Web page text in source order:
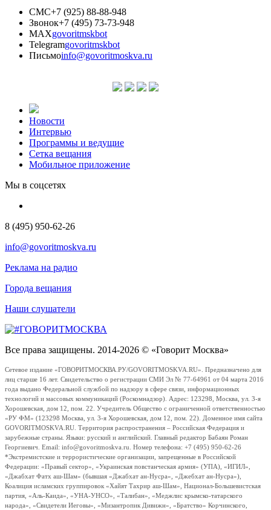
СМС+7 (925) 88-88-948
Звонок+7 (495) 73-73-948
MAXgovoritmskbot
Telegramgovoritmskbot
Письмоinfo@govoritmoskva.ru
Новости
Интервью
Программы и ведущие
Сетка вещания
Мобильное приложение
Мы в соцсетях
8 (495) 950-62-26
info@govoritmoskva.ru
Реклама на радио
Города вещания
Наши слушатели
Все права защищены. 2014-2026 © «Говорит Москва»
Сетевое издание «ГОВОРИТМОСКВА.РУ/GOVORITMOSKVA.RU». Предназначено для
лиц старше 16 лет. Свидетельство о регистрации СМИ Эл № 77-64961 от 04 марта 2016
года выдано Федеральной службой по надзору в сфере связи, информационных
технологий и массовых коммуникаций (Роскомнадзор). Адрес: 123298, Москва, ул. 3-я
Хорошевская, дом 12, пом. 22. Учредитель Общество с ограниченной ответственностью
«РУ ФМ» (123298 Москва, ул. 3-я Хорошевская, дом 12, пом. 22). Доменное имя сайта
GOVORITMOSKVA.RU. Территория распространения – Российская Федерация и
зарубежные страны. Языки: русский и английский. Главный редактор Бабаян Роман
Георгиевич. Email: info@govoritmoskva.ru. Номер телефона: +7 (495) 950-62-26
*Экстремистские и террористические организации, запрещенные в Российской
Федерации: «Правый сектор», «Украинская повстанческая армия» (УПА), «ИГИЛ»,
«Джабхат Фатх аш-Шам» (бывшая «Джабхат ан-Нусра», «Джебхат ан-Нусра»),
Коалиция исламских группировок «Хайят Тахрир аш-Шам», Национал-Большевистская
партия, «Аль-Каида», «УНА-УНСО», «Талибан», «Меджлис крымско-татарского
народа», «Свидетели Иеговы», «Мизантропик Дивижн», «Братство» Корчинского,